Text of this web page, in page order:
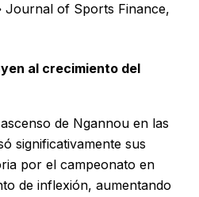
Journal of Sports Finance,
al crecimiento del
de Ngannou en las
significativamente sus
por el campeonato en
de inflexión, aumentando